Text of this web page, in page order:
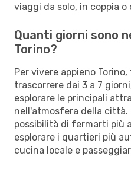
viaggi da solo, in coppia
Quanti giorni sono
Torino?
Per vivere appieno
trascorrere dai 3 a 7
esplorare le principali
nell'atmosfera della città.
possibilità di fermarti più
esplorare i quartieri più
cucina locale e